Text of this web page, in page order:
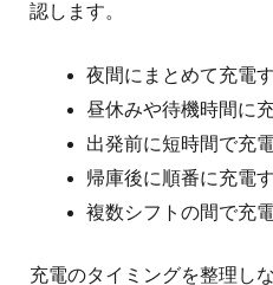
認します。
夜間にまとめて充電
昼休みや待機時間に
出発前に短時間で充
帰庫後に順番に充電
複数シフトの間で充
充電のタイミングを整理し